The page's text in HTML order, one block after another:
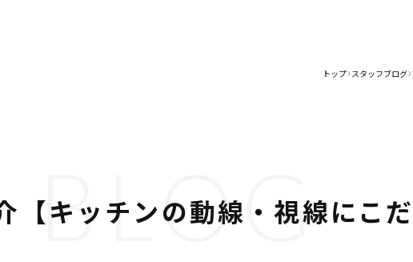
トップ
>
スタッフブログ
>
【キッチンの動線・視線にこ
BLOG